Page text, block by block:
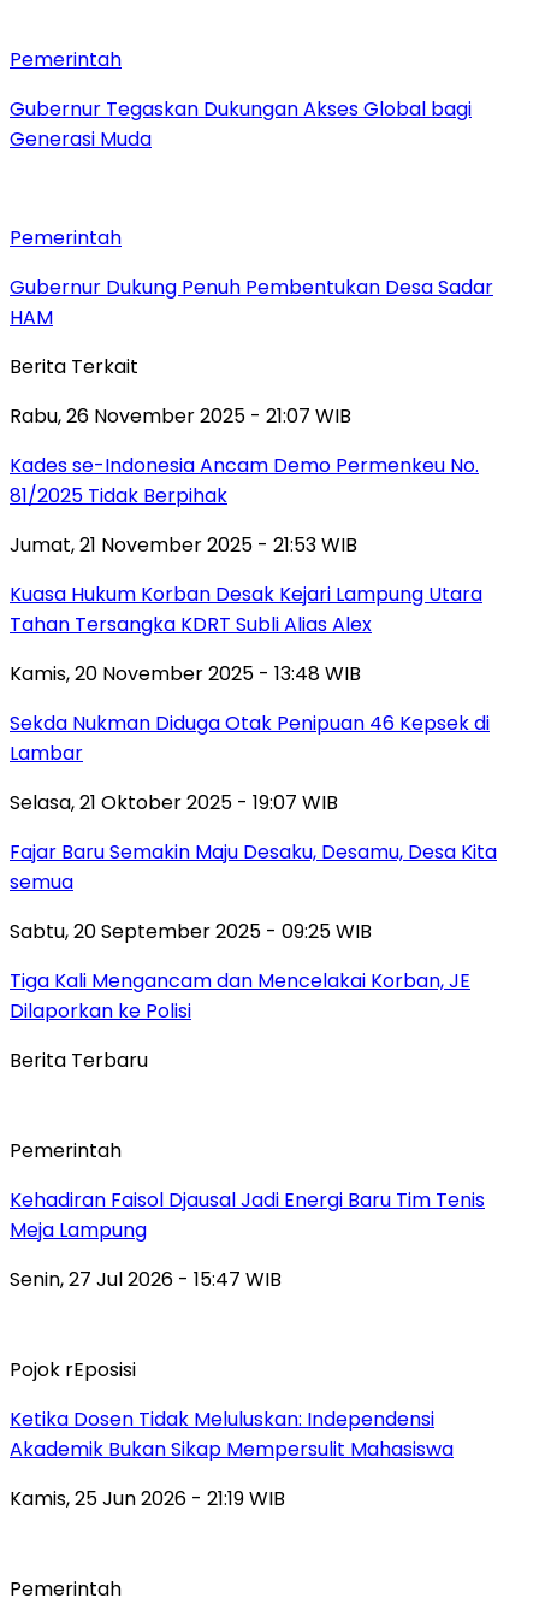
Pemerintah
Gubernur Tegaskan Dukungan Akses Global bagi
Generasi Muda
Pemerintah
Gubernur Dukung Penuh Pembentukan Desa Sadar
HAM
Berita Terkait
Rabu, 26 November 2025 - 21:07 WIB
Kades se-Indonesia Ancam Demo Permenkeu No.
81/2025 Tidak Berpihak
Jumat, 21 November 2025 - 21:53 WIB
Kuasa Hukum Korban Desak Kejari Lampung Utara
Tahan Tersangka KDRT Subli Alias Alex
Kamis, 20 November 2025 - 13:48 WIB
Sekda Nukman Diduga Otak Penipuan 46 Kepsek di
Lambar
Selasa, 21 Oktober 2025 - 19:07 WIB
Fajar Baru Semakin Maju Desaku, Desamu, Desa Kita
semua
Sabtu, 20 September 2025 - 09:25 WIB
Tiga Kali Mengancam dan Mencelakai Korban, JE
Dilaporkan ke Polisi
Berita Terbaru
Pemerintah
Kehadiran Faisol Djausal Jadi Energi Baru Tim Tenis
Meja Lampung
Senin, 27 Jul 2026 - 15:47 WIB
Pojok rEposisi
Ketika Dosen Tidak Meluluskan: Independensi
Akademik Bukan Sikap Mempersulit Mahasiswa
Kamis, 25 Jun 2026 - 21:19 WIB
Pemerintah